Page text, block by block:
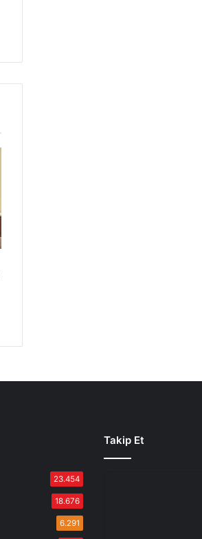
23.454
18.676
6.291
Takip Et